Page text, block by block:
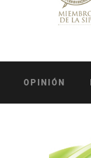
OPINIÓN